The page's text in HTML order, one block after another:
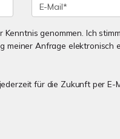
Kenntnis genommen. Ich
meiner Anfrage elektronisch
für die Zukunft per E-